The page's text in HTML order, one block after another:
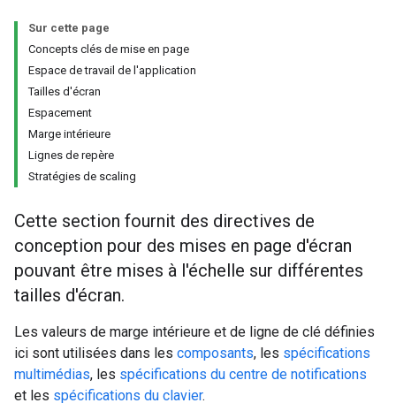
Sur cette page
Concepts clés de mise en page
Espace de travail de l'application
Tailles d'écran
Espacement
Marge intérieure
Lignes de repère
Stratégies de scaling
Cette section fournit des directives de
conception pour des mises en page d'écran
pouvant être mises à l'échelle sur différentes
tailles d'écran.
Les valeurs de marge intérieure et de ligne de clé définies
ici sont utilisées dans les composants, les spécifications
multimédias, les spécifications du centre de notifications
et les spécifications du clavier.